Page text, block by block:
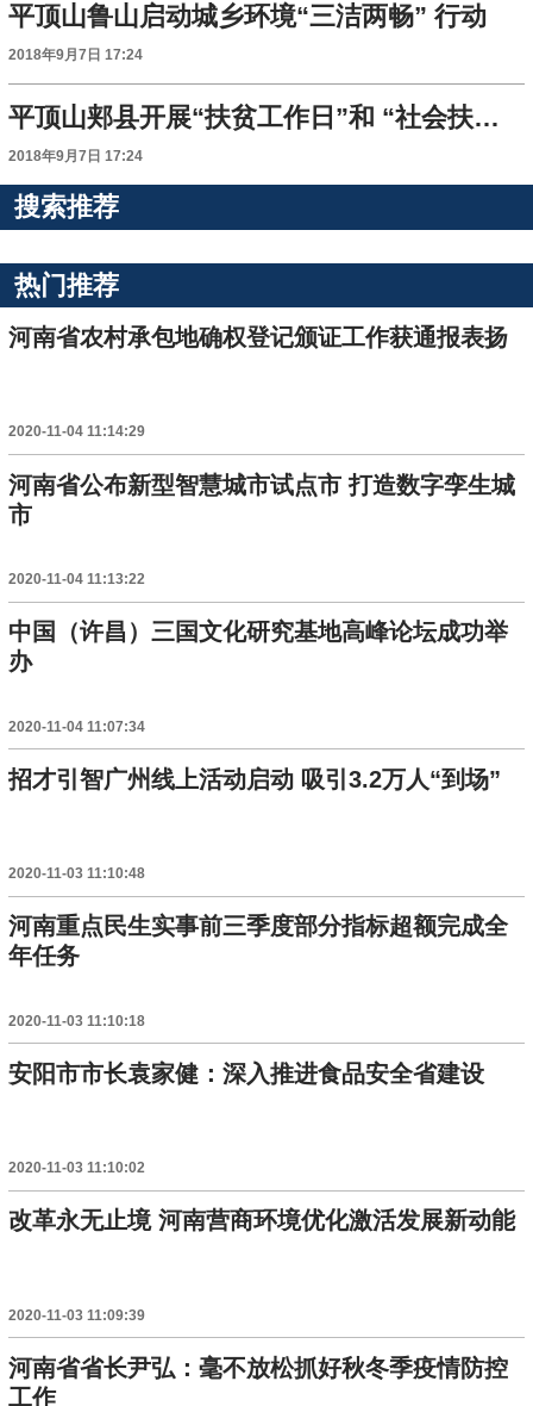
平顶山鲁山启动城乡环境“三洁两畅” 行动
2018年9月7日 17:24
平顶山郏县开展“扶贫工作日”和 “社会扶贫日”活动
2018年9月7日 17:24
搜索推荐
热门推荐
河南省农村承包地确权登记颁证工作获通报表扬
2020-11-04 11:14:29
河南省公布新型智慧城市试点市 打造数字孪生城
市
2020-11-04 11:13:22
中国（许昌）三国文化研究基地高峰论坛成功举
办
2020-11-04 11:07:34
招才引智广州线上活动启动 吸引3.2万人“到场”
2020-11-03 11:10:48
河南重点民生实事前三季度部分指标超额完成全
年任务
2020-11-03 11:10:18
安阳市市长袁家健：深入推进食品安全省建设
2020-11-03 11:10:02
改革永无止境 河南营商环境优化激活发展新动能
2020-11-03 11:09:39
河南省省长尹弘：毫不放松抓好秋冬季疫情防控
工作